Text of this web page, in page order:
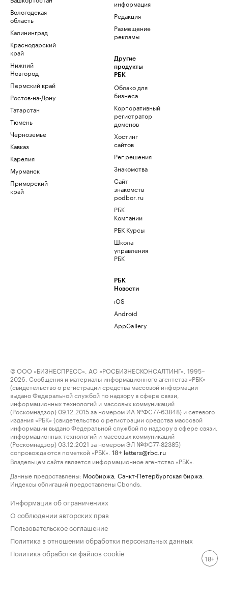
Вологодская
область
Калининград
Краснодарский
край
Нижний
Новгород
Пермский край
Ростов-на-Дону
Татарстан
Тюмень
Черноземье
Кавказ
Карелия
Мурманск
Приморский
край
информация
Редакция
Размещение
рекламы
Другие
продукты
РБК
Облако для
бизнеса
Корпоративный
регистратор
доменов
Хостинг
сайтов
Рег.решения
Знакомства
Сайт
знакомств
podbor.ru
РБК
Компании
РБК Курсы
Школа
управления
РБК
РБК
Новости
iOS
Android
AppGallery
© ООО «БИЗНЕСПРЕСС», АО «РОСБИЗНЕСКОНСАЛТИНГ», 1995–
2026. Сообщения и материалы информационного агентства «РБК»
(свидетельство о регистрации средства массовой информации
выдано Федеральной службой по надзору в сфере связи,
информационных технологий и массовых коммуникаций
(Роскомнадзор) 09.12.2015 за номером ИА №ФС77-63848) и сетевого
издания «РБК» (свидетельство о регистрации средства массовой
информации выдано Федеральной службой по надзору в сфере связи,
информационных технологий и массовых коммуникаций
(Роскомнадзор) 03.12.2021 за номером ЭЛ №ФС77-82385)
сопровождаются пометкой «РБК».
18+ letters@rbc.ru
Владельцем сайта является информационное агентство «РБК».
Данные предоставлены: Мосбиржа Санкт-Петербургская биржа
Индексы облигаций предоставлены Cbonds.
Информация об ограничениях
О соблюдении авторских прав
Пользовательское соглашение
Политика в отношении обработки персональных данных
Политика обработки файлов cookie
18+